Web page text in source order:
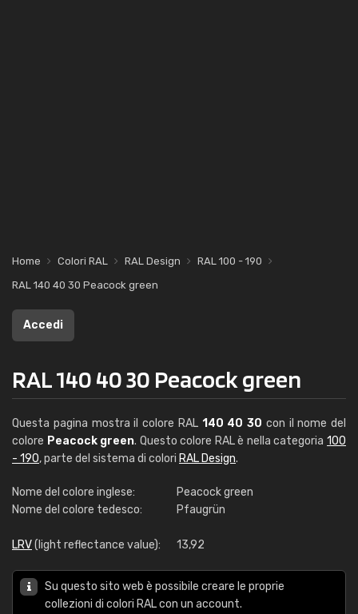
Home Colori RAL RAL Design
RAL 100 - 190
RAL 140 40 30 Peacock green
Accedi
RAL 140 40 30 Peacock green
Questa pagina mostra il colore RAL 140 40 30 con il nome del
colore Peacock green. Questo colore RAL è nella categoria100
- 190, parte del sistema di colori RAL Design.
Nome del colore inglese:
Peacock green
Nome del colore tedesco:
Pfaugrün
LRV(light reflectance value): 13,92
Su questo sito web è possibile creare le proprie
collezioni di colori RAL con un account.